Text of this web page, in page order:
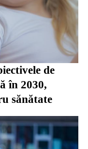
de
în 2030,
sănătate